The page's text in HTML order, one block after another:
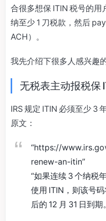
合很多想保 ITIN 税号的用
纳至少 1 刀税款，然后
ACH）。
我先介绍下很多人感兴趣
无税表主动报税保
IRS 规定 ITIN 必须至少 3
原文：
“https://
renew-an-itin”
“如果连续 3 个纳税
使用 ITIN，则该号
后的 12 月 31 日到期